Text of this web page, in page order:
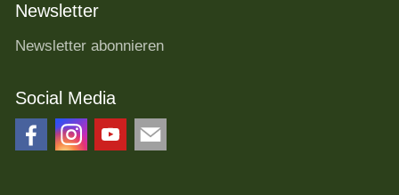
Newsletter
Newsletter abonnieren
Social Media